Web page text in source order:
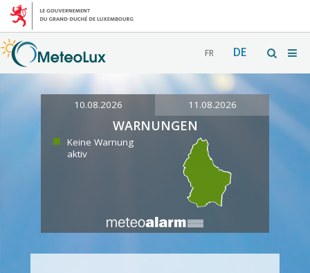
FR DE
10.08.2026 11.08.2026
WARNUNGEN
Keine Warnung
aktiv